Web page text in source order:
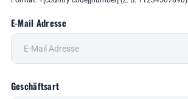
E-Mail Adresse
Geschäftsart